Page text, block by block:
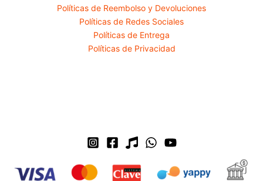
Políticas de Reembolso y Devoluciones
Políticas de Redes Sociales
Políticas de Entrega
Políticas de Privacidad